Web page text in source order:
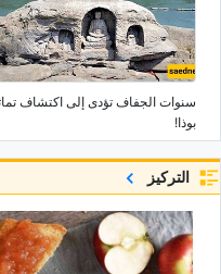
سنوات الجفاف تؤدی إلى اکتشاف
بوذا!
التركيز